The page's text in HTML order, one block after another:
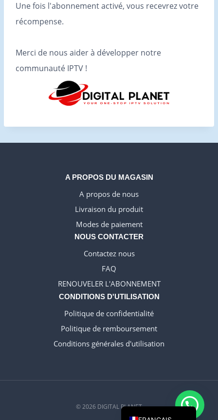
Une fois l'abonnement activé, vous recevrez votre
récompense.
Merci de nous aider à développer notre
communauté IPTV !
A PROPOS DU MAGASIN
A propos de nous
Livraison du produit
Modes de paiement
NOUS CONTACTER
Contactez nous
FAQ
RENOUVELER L'ABONNEMENT
CONDITIONS D'UTILISATION
Politique de confidentialité
Politique de remboursement
Conditions générales d'utilisation
© 2026 DIGITAL PLANET
EN
ITALIANO
DANISH_IPTV
WELSH_IPTV